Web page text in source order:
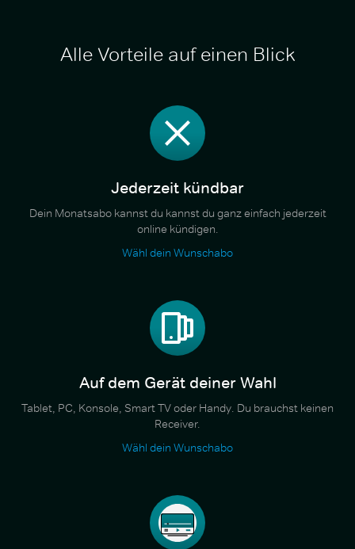
Alle Vorteile auf einen Blick
Jederzeit kündbar
Dein Monatsabo kannst du kannst du ganz einfach jederzeit
online kündigen.
Wähl dein Wunschabo
Auf dem Gerät deiner Wahl
Tablet, PC, Konsole, Smart TV oder Handy. Du brauchst keinen
Receiver.
Wähl dein Wunschabo